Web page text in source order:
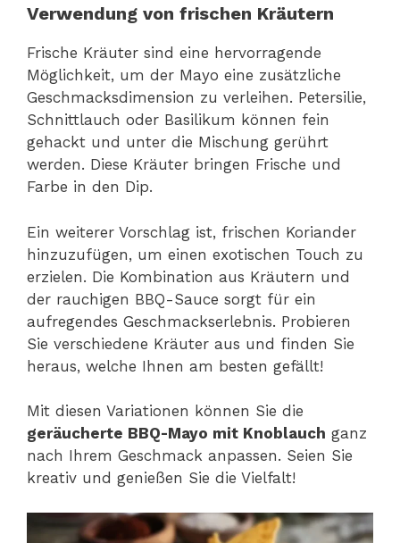
Verwendung von frischen Kräutern
Frische Kräuter sind eine hervorragende
Möglichkeit, um der Mayo eine zusätzliche
Geschmacksdimension zu verleihen. Petersilie,
Schnittlauch oder Basilikum können fein
gehackt und unter die Mischung gerührt
werden. Diese Kräuter bringen Frische und
Farbe in den Dip.
Ein weiterer Vorschlag ist, frischen Koriander
hinzuzufügen, um einen exotischen Touch zu
erzielen. Die Kombination aus Kräutern und
der rauchigen BBQ-Sauce sorgt für ein
aufregendes Geschmackserlebnis. Probieren
Sie verschiedene Kräuter aus und finden Sie
heraus, welche Ihnen am besten gefällt!
Mit diesen Variationen können Sie die
geräucherte BBQ-Mayo mit Knoblauch ganz
nach Ihrem Geschmack anpassen. Seien Sie
kreativ und genießen Sie die Vielfalt!